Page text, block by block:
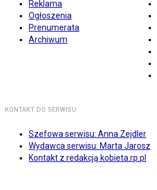
Reklama
Ogłoszenia
Prenumerata
Archiwum
KONTAKT DO SERWISU
Szefowa serwisu: Anna Zejdler
Wydawca serwisu: Marta Jarosz
Kontakt z redakcją kobieta.rp.pl